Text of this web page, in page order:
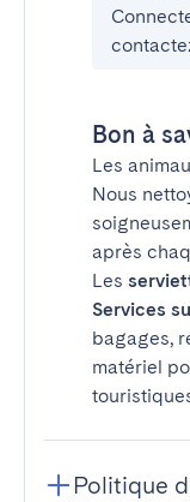
Bon à
Les
Nous
après
Les
Services
bagages,
matériel
Politique